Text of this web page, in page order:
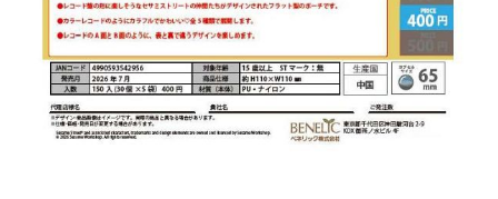
よくあるご質問
ご利用ガイド